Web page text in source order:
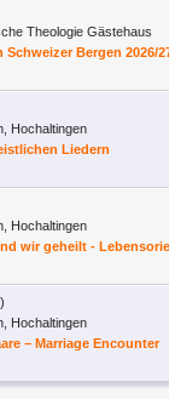
Theologie Gästehaus
Bergen 2026/
Hochaltingen
Liedern
Hochaltingen
wir geheilt -
Hochaltingen
– Marriage Encounter